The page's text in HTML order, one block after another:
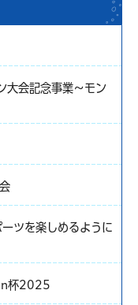
大会記念事業～モン
ツを楽しめるように
杯2025